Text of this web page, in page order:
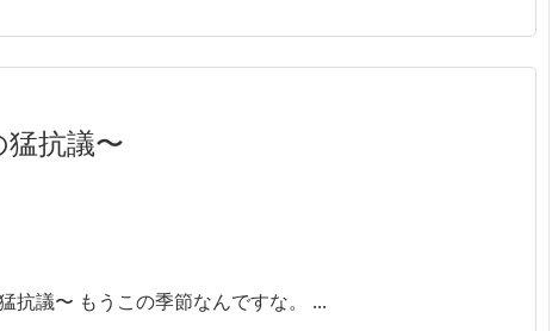
抗議〜
抗議〜 もうこの季節なんですな。 ...